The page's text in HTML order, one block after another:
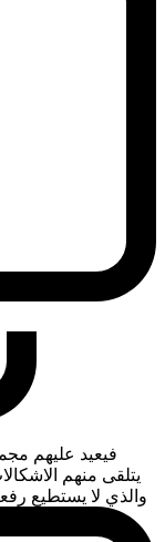
فيعيد عليهم
يتلقى منهم
والذي لا يستطيع